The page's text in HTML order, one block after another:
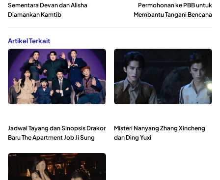
Sementara Devan dan Alisha
Diamankan Kamtib
Permohonan ke PBB untuk
Membantu Tangani Bencana
Artikel Terkait
Jadwal Tayang dan Sinopsis Drakor
Baru The Apartment Job Ji Sung
Misteri Nanyang Zhang Xincheng
dan Ding Yuxi